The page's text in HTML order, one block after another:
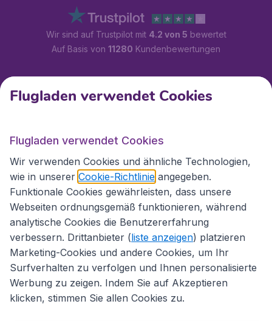
Wir sind auf Trustpilot mit 4.2 von 5 bewertet
Auf Basis von 11280 Kundenbewertungen
Kundenservice
Flugladen.at
Internationale Webseiten
Flugladen verwendet Cookies
Flugladen verwendet Cookies
Wir verwenden Cookies und ähnliche Technologien,
wie in unserer Cookie-Richtlinie angegeben.
Funktionale Cookies gewährleisten, dass unsere
Webseiten ordnungsgemäß funktionieren, während
analytische Cookies die Benutzererfahrung
verbessern. Drittanbieter (liste anzeigen) platzieren
Marketing-Cookies und andere Cookies, um Ihr
Surfverhalten zu verfolgen und Ihnen personalisierte
Werbung zu zeigen. Indem Sie auf Akzeptieren
klicken, stimmen Sie allen Cookies zu.